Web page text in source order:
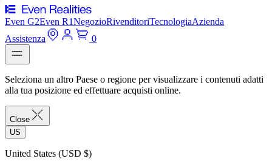
Even G2Even R1NegozioRivenditoriTecnologiaAzienda
Assistenza
0
Seleziona un altro Paese o regione per visualizzare i contenuti adatti
alla tua posizione ed effettuare acquisti online.
Close
US
United States (USD $)